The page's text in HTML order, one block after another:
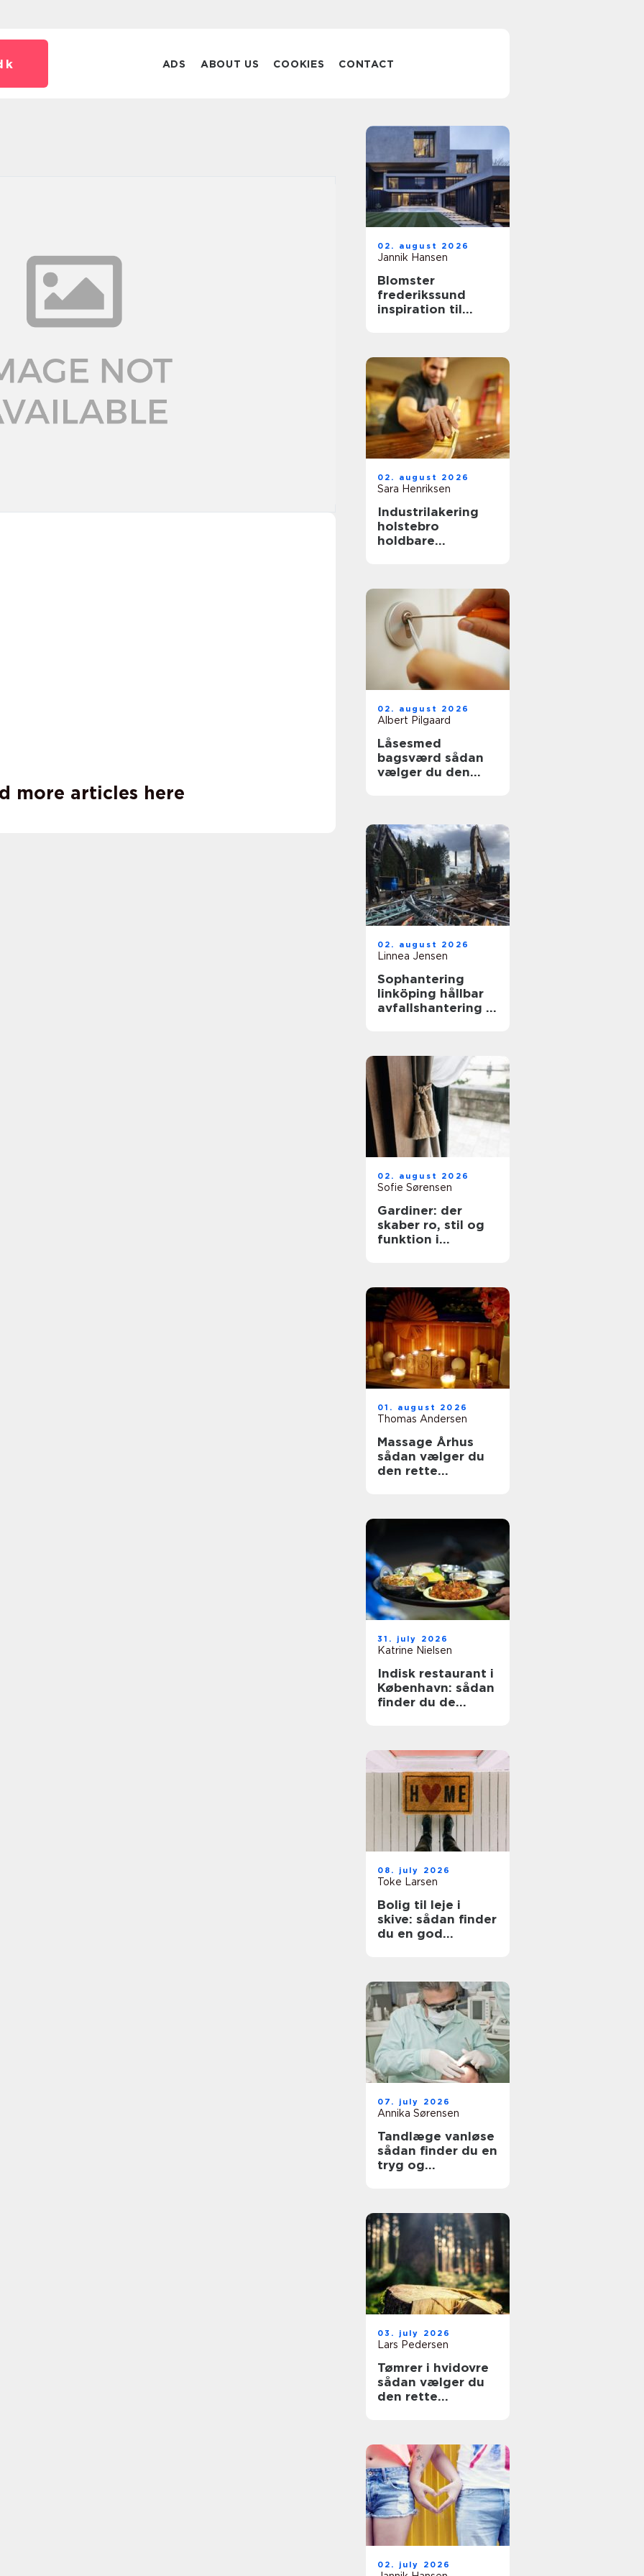
ADS ABOUT US COOKIES CONTACT
more articles here
02. august 2026
Jannik Hansen
Blomster
frederikssund
inspiration til
02. august 2026
Sara Henriksen
Industrilakering
holstebro
holdbare
02. august 2026
Albert Pilgaard
Låsesmed
bagsværd sådan
vælger du den
02. august 2026
Linnea Jensen
Sophantering
linköping hållbar
avfallshantering i
02. august 2026
Sofie Sørensen
Gardiner: der
skaber ro, stil og
funktion i
01. august 2026
Thomas Andersen
Massage Århus
sådan vælger du
den rette
31. july 2026
Katrine Nielsen
Indisk restaurant i
København: sådan
finder du de
08. july 2026
Toke Larsen
Bolig til leje i
skive: sådan finder
du en god
07. july 2026
Annika Sørensen
Tandlæge vanløse
sådan finder du en
tryg og
03. july 2026
Lars Pedersen
Tømrer i hvidovre
sådan vælger du
den rette
02. july 2026